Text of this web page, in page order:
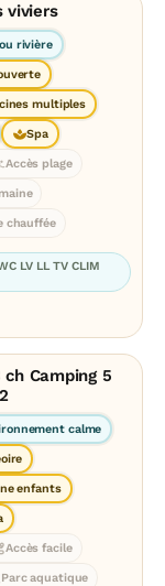
viviers
rivière
multiples
Spa
Accès plage
chauffée
LV LL TV CLIM
Camping 5
calme
enfants
Accès facile
Parc aquatique